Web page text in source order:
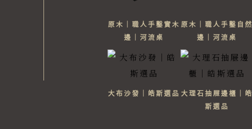
原木｜職人手鑿實木
邊｜河流桌
原木｜職人手鑿自然
邊｜河流桌
大布沙發｜皓斯選品 大理石抽屜邊櫃｜皓
斯選品